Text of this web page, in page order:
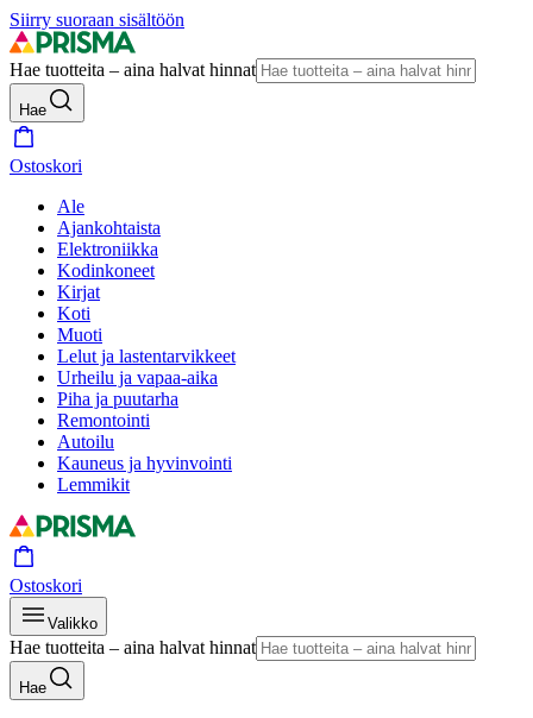
Siirry suoraan sisältöön
Hae tuotteita – aina halvat hinnat
Hae
Ostoskori
Ale
Ajankohtaista
Elektroniikka
Kodinkoneet
Kirjat
Koti
Muoti
Lelut ja lastentarvikkeet
Urheilu ja vapaa-aika
Piha ja puutarha
Remontointi
Autoilu
Kauneus ja hyvinvointi
Lemmikit
Ostoskori
Valikko
Hae tuotteita – aina halvat hinnat
Hae